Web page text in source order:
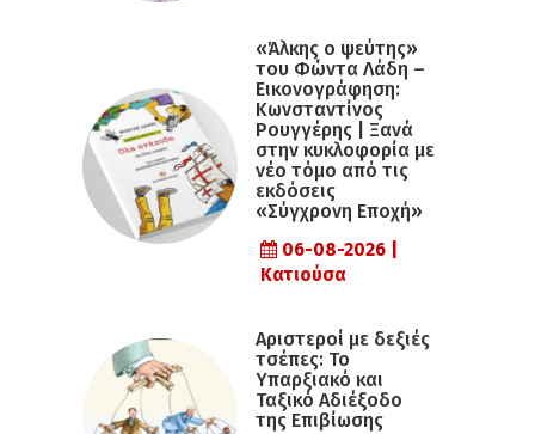
«Άλκης ο ψεύτης»
του Φώντα Λάδη –
Εικονογράφηση:
Κωνσταντίνος
Ρουγγέρης | Ξανά
στην κυκλοφορία με
νέο τόμο από τις
εκδόσεις
«Σύγχρονη Εποχή»
06-08-2026 |
Κατιούσα
Αριστεροί με δεξιές
τσέπες: Το
Υπαρξιακό και
Ταξικό Αδιέξοδο
της Επιβίωσης